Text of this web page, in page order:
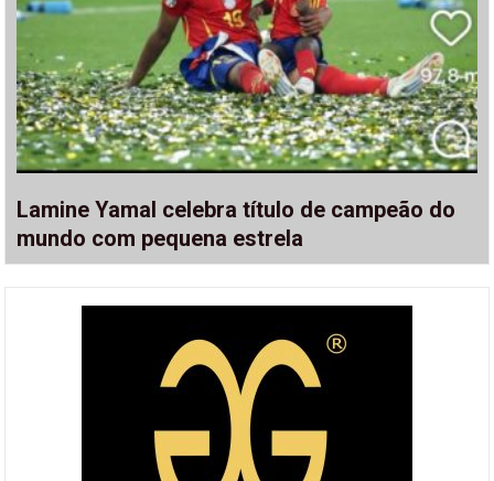
Lamine Yamal celebra título de campeão do
mundo com pequena estrela